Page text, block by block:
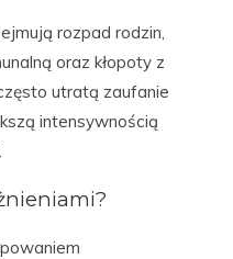
rozpad rodzin,
oraz kłopoty z
utratą zaufanie
intensywnością